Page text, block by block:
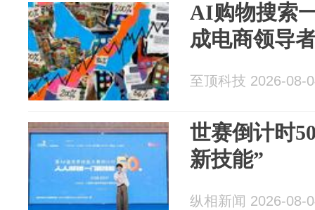
AI购物搜索
成电商领导
至顶科技 2026-08-
世赛倒计时
新技能”
纵相新闻 2026-08-